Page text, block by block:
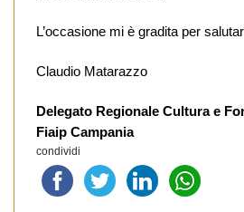
L’occasione mi è gradita per
Claudio
Delegato Regionale Cultura e
Fiaip Campania
condividi